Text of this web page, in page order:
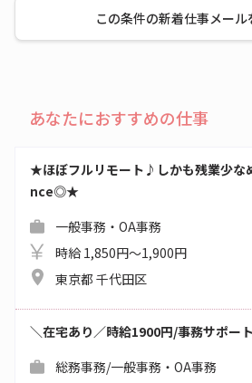
この条件の新着仕事メール
あなたにおすすめの仕事
★ほぼフルリモート♪しかも残業少
nce◎★
一般事務・OA事務
時給 1,850円～1,900円
東京都 千代田区
＼在宅あり／時給1900円/事務サポー
総務事務/一般事務・OA事務